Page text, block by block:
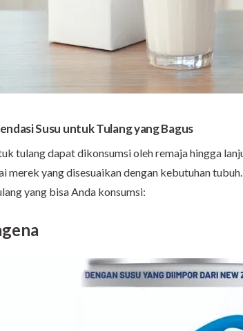
Susu untuk Tulang yang Bagus
tulang dapat dikonsumsi oleh remaja hingga
merek yang disesuaikan dengan kebutuhan
yang bisa Anda konsumsi: